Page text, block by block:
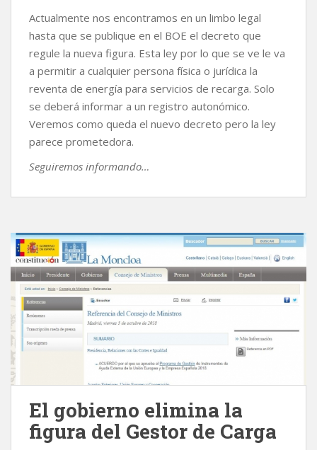
Actualmente nos encontramos en un limbo legal
hasta que se publique en el BOE el decreto que
regule la nueva figura. Esta ley por lo que se ve le va
a permitir a cualquier persona física o jurídica la
reventa de energía para servicios de recarga. Solo
se deberá informar a un registro autonómico.
Veremos como queda el nuevo decreto pero la ley
parece prometedora.
Seguiremos informando…
El gobierno elimina la
figura del Gestor de Carga